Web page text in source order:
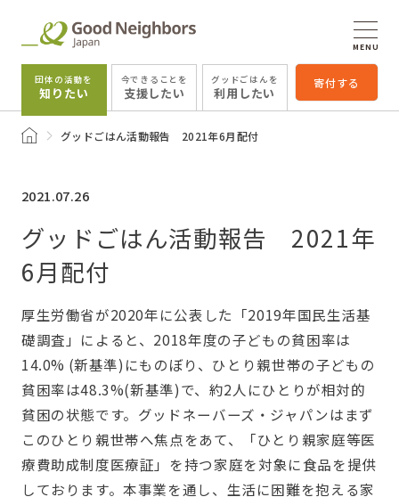
団体の活動を
知りたい
今できることを
支援したい
グッドごはんを
利用したい
寄付する
MENU
トップページグッドごはん活動報告 2021年6月配付
2021.07.26
グッドごはん活動報告 2021年
6月配付
厚生労働省が2020年に公表した「2019年国民生活基
礎調査」によると、2018年度の子どもの貧困率は
14.0% (新基準)にものぼり、ひとり親世帯の子どもの
貧困率は48.3%(新基準)で、約2人にひとりが相対的
貧困の状態です。グッドネーバーズ・ジャパンはまず
このひとり親世帯へ焦点をあて、「ひとり親家庭等医
療費助成制度医療証」を持つ家庭を対象に食品を提供
しております。本事業を通し、生活に困難を抱える家